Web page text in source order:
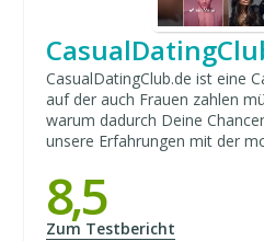
CasualDatingClub.de ist eine
auf der auch Frauen zahlen
warum dadurch Deine
unsere Erfahrungen mit der
8,5
Zum Testbericht